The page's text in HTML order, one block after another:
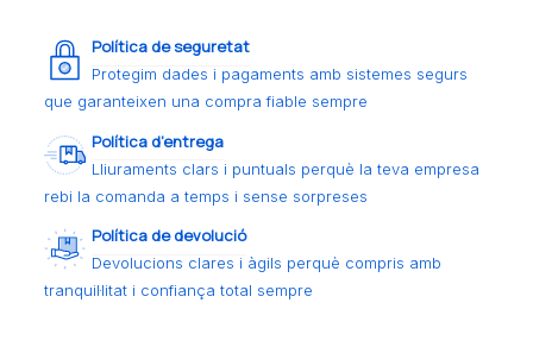
Política de seguretat
Protegim dades i pagaments amb sistemes segurs
que garanteixen una compra fiable sempre
Política d’entrega
Lliuraments clars i puntuals perquè la teva empresa
rebi la comanda a temps i sense sorpreses
Política de devolució
Devolucions clares i àgils perquè compris amb
tranquil·litat i confiança total sempre